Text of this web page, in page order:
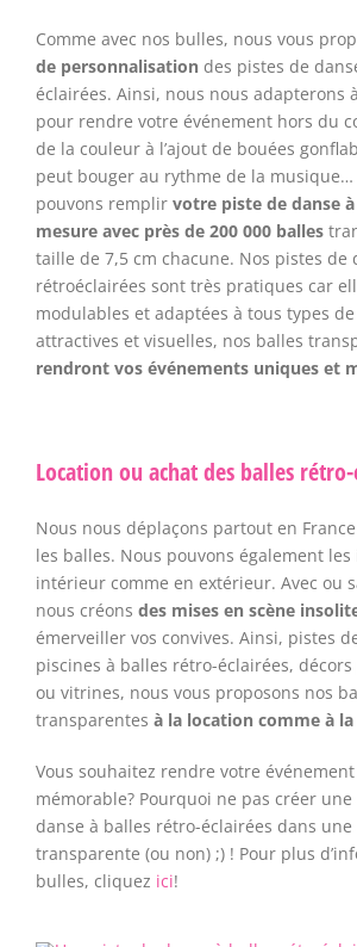
Comme avec nos bulles, nous vous
de personnalisation des pistes de
éclairées. Ainsi, nous nous adapterons
pour rendre votre événement hors du
de la couleur à l’ajout de bouées
peut bouger au rythme de la musique…
pouvons remplir votre piste de danse
mesure avec près de 200 000 balles
taille de 7,5 cm chacune. Nos pistes de
rétroéclairées sont très pratiques car
modulables et adaptées à tous types
attractives et visuelles, nos balles
rendront vos événements uniques et
Location ou achat des balles
Nous nous déplaçons partout en
les balles. Nous pouvons également
intérieur comme en extérieur. Avec ou
nous créons des mises en scène
émerveiller vos convives. Ainsi, pistes
piscines à balles rétro-éclairées,
ou vitrines, nous vous proposons nos
transparentes à la location comme à
Vous souhaitez rendre votre
mémorable? Pourquoi ne pas créer
danse à balles rétro-éclairées dans
transparente (ou non) ;) ! Pour plus
bulles, cliquez ici!